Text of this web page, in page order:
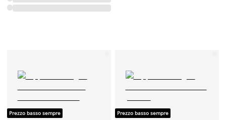
Prezzo basso sempre Prezzo basso sempre